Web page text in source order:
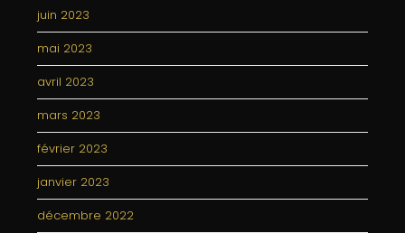
juin 2023
mai 2023
avril 2023
mars 2023
février 2023
janvier 2023
décembre 2022